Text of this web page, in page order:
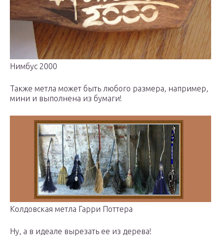
Нимбус 2000
Также метла может быть любого размера, например,
мини и выполнена из бумаги!
Колдовская метла Гарри Поттера
Ну, а в идеале вырезать ее из дерева!